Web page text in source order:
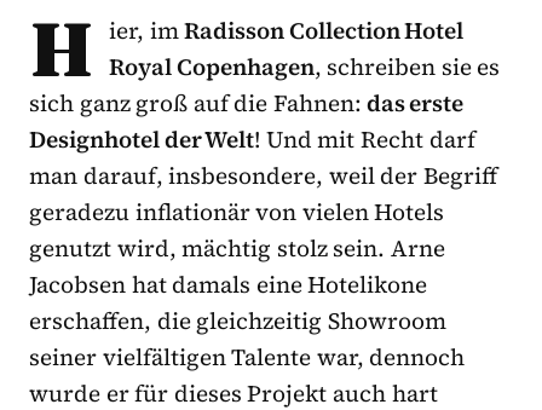
H ier, imRadisson Collection Hotel
Royal Copenhagen, schreiben sie es
sich ganz groß auf die Fahnen:das erste
Designhotel der Welt! Und mit Recht darf
man darauf, insbesondere, weil der Begriff
geradezu inflationär von vielen Hotels
genutzt wird, mächtig stolz sein. Arne
Jacobsen hat damals eine Hotelikone
erschaffen, die gleichzeitig Showroom
seiner vielfältigen Talente war, dennoch
wurde er für dieses Projekt auch hart